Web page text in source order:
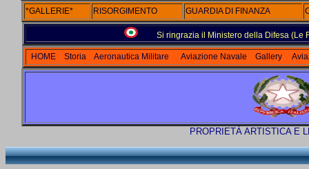
*GALLERIE* RISORGIMENTO GUARDIA DI FINANZA
Si ringrazia il Ministero della Difesa
HOME Storia Aeronautica Militare Aviazione Navale Gallery
PROPRIETÀ ARTISTICA E